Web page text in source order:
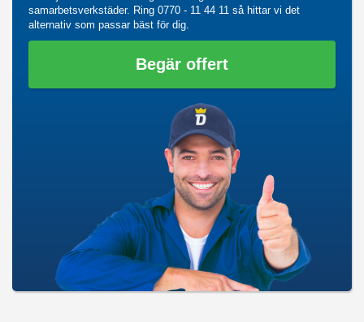
samarbetsverkstäder. Ring 0770 - 11 44 11 så hittar vi det
alternativ som passar bäst för dig.
Begär offert